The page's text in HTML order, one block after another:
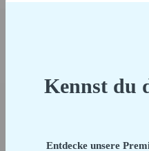
Kennst du
Entdecke unsere